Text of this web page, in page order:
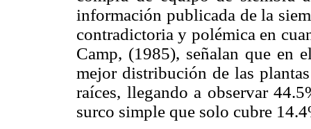
información publicada de la
contradictoria y polémica en
Camp, (1985), señalan que en
mejor distribución de las
raíces, llegando a observar
surco simple que solo cubre